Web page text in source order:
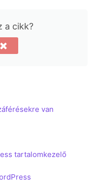
a cikk?
van
tartalomkezelő